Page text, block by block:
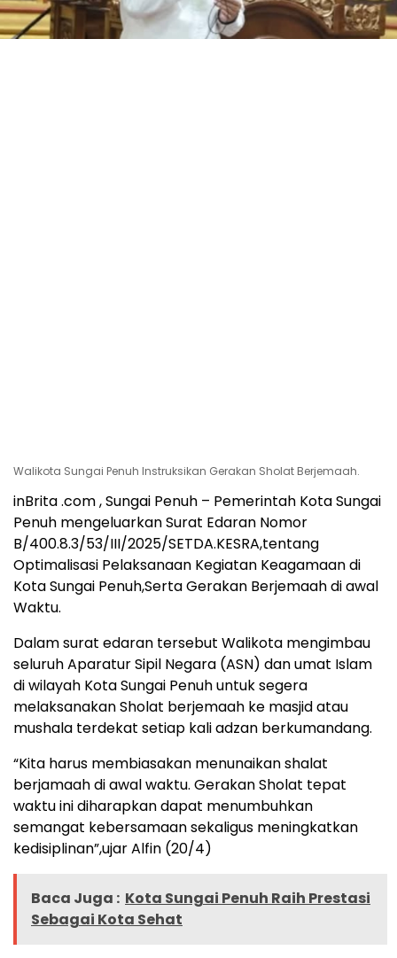
Walikota Sungai Penuh Instruksikan Gerakan Sholat Berjemaah.
inBrita .com , Sungai Penuh – Pemerintah Kota Sungai
Penuh mengeluarkan Surat Edaran Nomor
B/400.8.3/53/III/2025/SETDA.KESRA,tentang
Optimalisasi Pelaksanaan Kegiatan Keagamaan di
Kota Sungai Penuh,Serta Gerakan Berjemaah di awal
Waktu.
Dalam surat edaran tersebut Walikota mengimbau
seluruh Aparatur Sipil Negara (ASN) dan umat Islam
di wilayah Kota Sungai Penuh untuk segera
melaksanakan Sholat berjemaah ke masjid atau
mushala terdekat setiap kali adzan berkumandang.
“Kita harus membiasakan menunaikan shalat
berjamaah di awal waktu. Gerakan Sholat tepat
waktu ini diharapkan dapat menumbuhkan
semangat kebersamaan sekaligus meningkatkan
kedisiplinan”,ujar Alfin (20/4)
Baca Juga : Kota Sungai Penuh Raih Prestasi
Sebagai Kota Sehat